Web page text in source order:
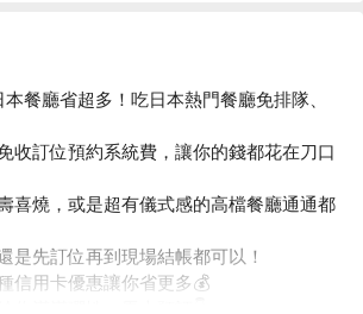
餐廳省超多！吃日本熱門餐廳免排隊、
收訂位預約系統費，讓你的錢都花在刀口
喜燒，或是超有儀式感的高檔餐廳通通都
是先訂位再到現場結帳都可以！
信用卡優惠讓你省更多💰